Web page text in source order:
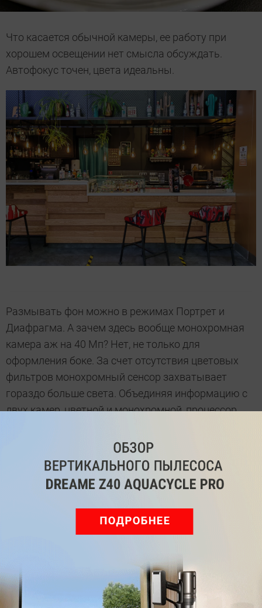
Что касается обычной камеры, ее работу при
хорошем освещении нет смысла обсуждать.
Автофокус точен, цвета идеальны.
Размывать фон можно в режимах Портрет и
Диафрагма. А зачем здесь вообще монохромная
камера аж на 40 Мп? Нет, не только для
оформления боке. За счет отсутствия цветовых
фильтров монохромный сенсор захватывает
гораздо больше света. Объединяя информацию с
двух камер, цветной и монохромной, процессор
проработанное изображение.